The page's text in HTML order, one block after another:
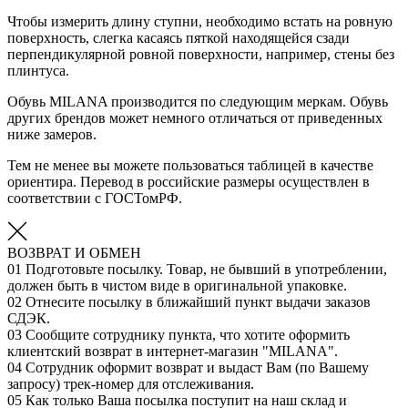
Чтобы измерить длину ступни, необходимо встать на ровную
поверхность, слегка касаясь пяткой находящейся сзади
перпендикулярной ровной поверхности, например, стены без
плинтуса.
Обувь MILANA производится по следующим меркам. Обувь
других брендов может немного отличаться от приведенных
ниже замеров.
Тем не менее вы можете пользоваться таблицей в качестве
ориентира. Перевод в российские размеры осуществлен в
соответствии с ГОСТомРФ.
ВОЗВРАТ И ОБМЕН
01 Подготовьте посылку. Товар, не бывший в употреблении,
должен быть в чистом виде в оригинальной упаковке.
02 Отнесите посылку в ближайший пункт выдачи заказов
СДЭК.
03 Сообщите сотруднику пункта, что хотите оформить
клиентский возврат в интернет-магазин "MILANA".
04 Сотрудник оформит возврат и выдаст Вам (по Вашему
запросу) трек-номер для отслеживания.
05 Как только Ваша посылка поступит на наш склад и